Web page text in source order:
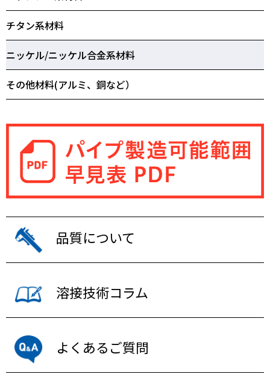
チタン系材料
ニッケル/ニッケル合金系材料
その他材料(アルミ、銅など）
品質について
溶接技術コラム
よくあるご質問